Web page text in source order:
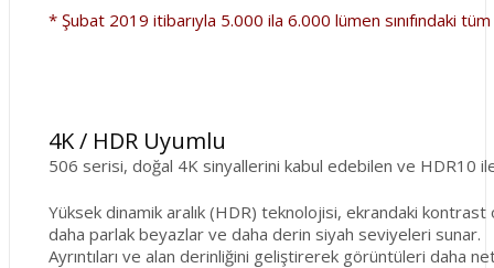
* Şubat 2019 itibarıyla 5.000 ila 6.000 lümen sınıfındaki
4K / HDR Uyumlu
506 serisi, doğal 4K sinyallerini kabul edebilen ve HDR10
Yüksek dinamik aralık (HDR) teknolojisi, ekrandaki kontrast
daha parlak beyazlar ve daha derin siyah seviyeleri sunar.
Ayrıntıları ve alan derinliğini geliştirerek görüntüleri daha